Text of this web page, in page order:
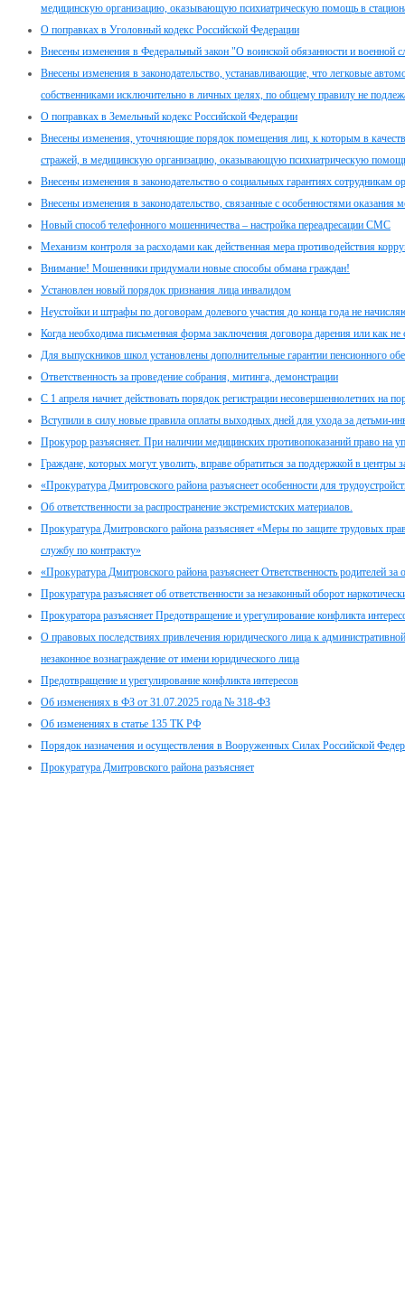
медицинскую организацию, оказывающую психиатрическую помощь в
О поправках в Уголовный кодекс Российской Федерации
Внесены изменения в Федеральный закон "О воинской обязанности и военной
Внесены изменения в законодательство, устанавливающие, что легковые
собственниками исключительно в личных целях, по общему правилу не
О поправках в Земельный кодекс Российской Федерации
Внесены изменения, уточняющие порядок помещения лиц, к которым в
стражей, в медицинскую организацию, оказывающую психиатрическую
Внесены изменения в законодательство о социальных гарантиях сотрудникам
Внесены изменения в законодательство, связанные с особенностями
Новый способ телефонного мошенничества – настройка переадресации СМС
Механизм контроля за расходами как действенная мера противодействия
Внимание! Мошенники придумали новые способы обмана граждан!
Установлен новый порядок признания лица инвалидом
Неустойки и штрафы по договорам долевого участия до конца года не
Когда необходима письменная форма заключения договора дарения или как
Для выпускников школ установлены дополнительные гарантии пенсионного
Ответственность за проведение собрания, митинга, демонстрации
C 1 апреля начнет действовать порядок регистрации несовершеннолетних на
Вступили в силу новые правила оплаты выходных дней для ухода за детьми-
Прокурор разъясняет. При наличии медицинских противопоказаний право на
Граждане, которых могут уволить, вправе обратиться за поддержкой в центры
«Прокуратура Дмитровского района разъяснеет особенности для
Об ответственности за распространение экстремистских материалов.
Прокуратура Дмитровского района разъясняет «Меры по защите трудовых
службу по контракту»
«Прокуратура Дмитровского района разъяснеет Ответственность родителей за
Прокуратура разъясняет об ответственности за незаконный оборот
Прокуратора разъясняет Предотвращение и урегулирование конфликта
О правовых последствиях привлечения юридического лица к
незаконное вознаграждение от имени юридического лица
Предотвращение и урегулирование конфликта интересов
Об изменениях в ФЗ от 31.07.2025 года № 318-ФЗ
Об изменениях в статье 135 ТК РФ
Порядок назначения и осуществления в Вооруженных Силах Российской
Прокуратура Дмитровского района разъясняет